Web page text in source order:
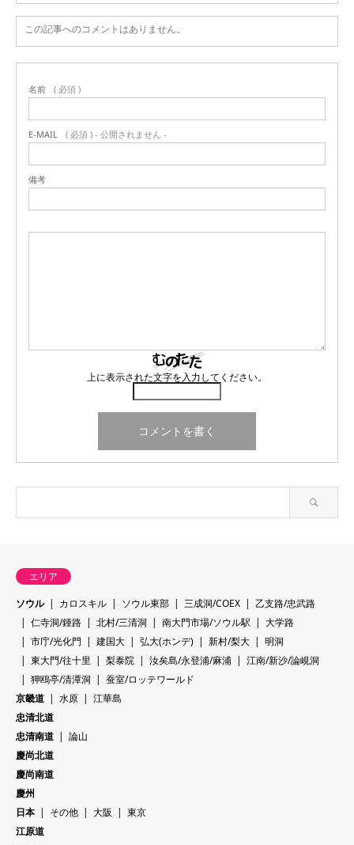
この記事へのコメントはありません。
名前 ( 必須 )
E-MAIL ( 必須 ) - 公開されません -
備考
上に表示された文字を入力してください。
エリア
ソウル
カロスキル ソウル東部 三成洞/COEX
乙支路/忠武路
仁寺洞/鍾路
北村/三清洞 南大門市場/ソウル駅
大学路
市庁/光化門
建国大 弘大(ホンデ) 新村/梨大
明洞
東大門/往十里
梨泰院 汝矣島/永登浦/麻浦
江南/新沙/論峴洞
狎鴎亭/清潭洞
蚕室/ロッテワールド
京畿道
水原
江華島
忠清北道
忠清南道
論山
慶尚北道
慶尚南道
慶州
日本
その他 大阪
東京
江原道